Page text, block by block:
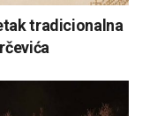
tradicionalna